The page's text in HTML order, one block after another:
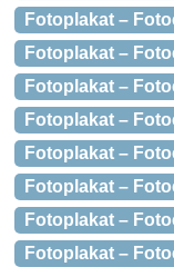
Fotoplakat –
Fotoplakat –
Fotoplakat –
Fotoplakat –
Fotoplakat –
Fotoplakat –
Fotoplakat –
Fotoplakat –